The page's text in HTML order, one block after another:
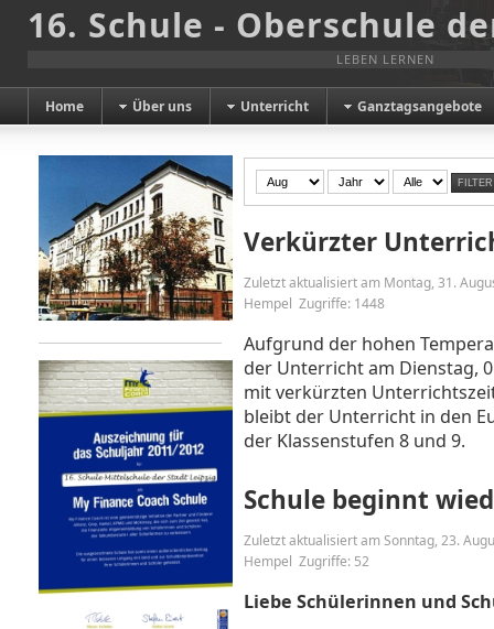
16. Schule - Oberschule
LEBEN LERNEN
Home Über uns Unterricht Ganztagsangebote
FILTER
Verkürzter
Zuletzt aktualisiert am Montag, 31.
Hempel Zugriffe: 1448
Aufgrund der hohen
der Unterricht am Dienstag,
mit verkürzten
bleibt der Unterricht in den
der Klassenstufen 8 und 9.
Schule beginnt
Zuletzt aktualisiert am Sonntag, 23.
Hempel Zugriffe: 52
Liebe Schülerinnen und